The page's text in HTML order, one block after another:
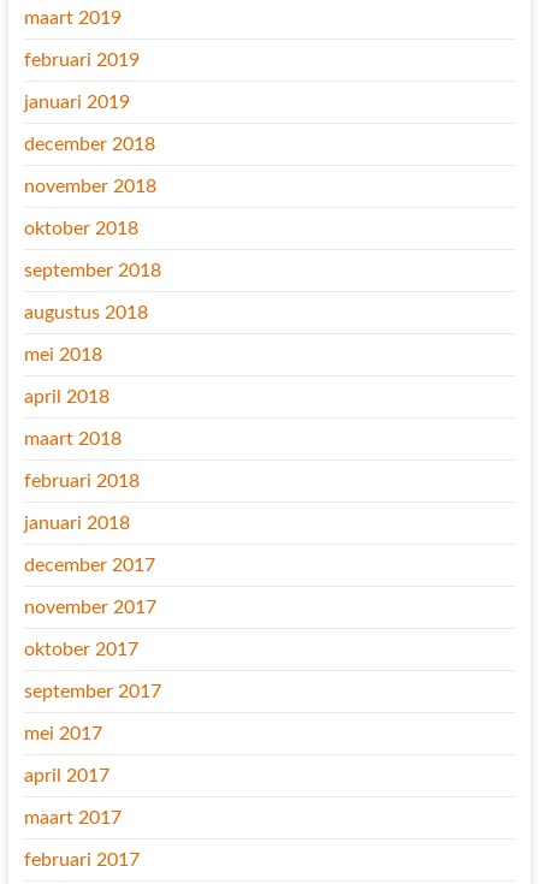
maart 2019
februari 2019
januari 2019
december 2018
november 2018
oktober 2018
september 2018
augustus 2018
mei 2018
april 2018
maart 2018
februari 2018
januari 2018
december 2017
november 2017
oktober 2017
september 2017
mei 2017
april 2017
maart 2017
februari 2017